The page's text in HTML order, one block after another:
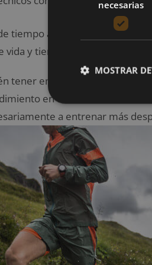
tiempo a pensar en lo que
vida y tiempo, mayor estado
tener en cuenta que el
en carreras de
a entrenar más
necesarias
MOSTRAR